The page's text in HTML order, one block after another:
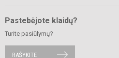
Pastebėjote klaidų?
Turite pasiūlymų?
RAŠYKITE